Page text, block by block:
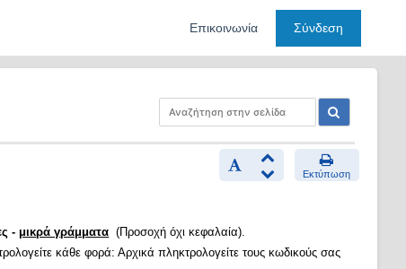
Επικοινωνία Σύνδεση
Εκτύπωση
- μικρά γράμματα (Προσοχή όχι κεφαλαία).
κάθε φορά: Αρχικά πληκτρολογείτε τους κωδικούς σας